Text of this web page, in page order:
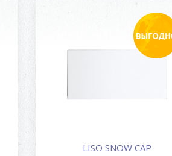
LISO SNOW CAP